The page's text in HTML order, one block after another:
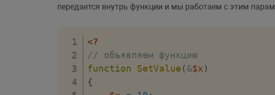
передается внутрь функции и мы работаем с этим
<?
// объявляем функцию
function
SetValue (&$x)
{